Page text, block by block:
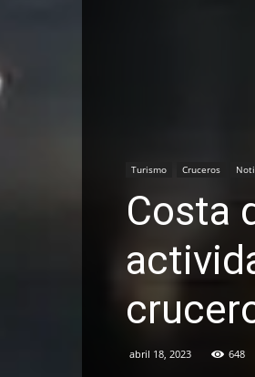
Turismo Cruceros
Costa
abril 18, 2023 648